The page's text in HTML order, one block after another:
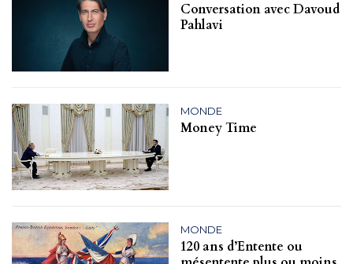
Conversation avec Davoud
Pahlavi
MONDE
Money Time
MONDE
120 ans d’Entente ou